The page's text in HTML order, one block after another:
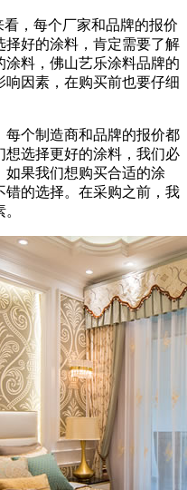
，每个厂家和品牌的报价
好的涂料，肯定需要了解
料，佛山艺乐涂料品牌的
因素，在购买前也要仔细
个制造商和品牌的报价都
选择更好的涂料，我们必
如果我们想购买合适的涂
的选择。在采购之前，我